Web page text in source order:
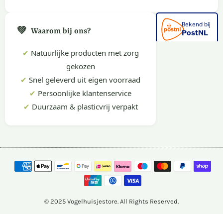
💚 Waarom bij ons?
✔ Natuurlijke producten met zorg
gekozen
✔ Snel geleverd uit eigen voorraad
✔ Persoonlijke klantenservice
✔ Duurzaam & plasticvrij verpakt
© 2025 Vogelhuisjestore. All Rights Reserved.